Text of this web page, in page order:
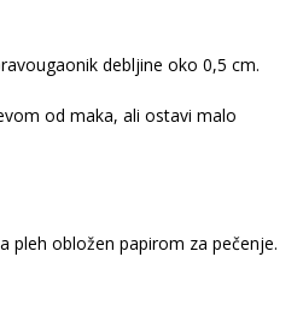
debljine oko 0,5 cm.
od maka, ali ostavi malo
pleh obložen papirom za pečenje.